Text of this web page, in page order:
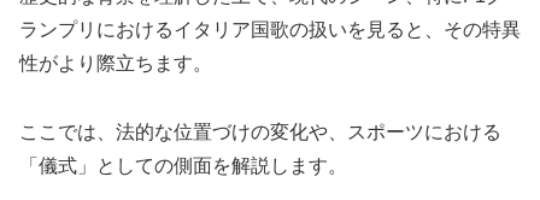
ランプリにおけるイタリア国歌の扱いを見ると、その特異
性がより際立ちます。
ここでは、法的な位置づけの変化や、スポーツにおける
「儀式」としての側面を解説します。